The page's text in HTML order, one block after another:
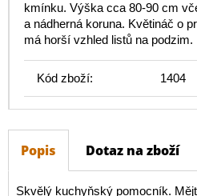
kmínku. Výška cca 80-90 cm
a nádherná koruna. Květináč o
má horší vzhled listů na podzim.
Kód zboží: 1404
Popis Dotaz na zboží
Skvělý kuchyňský pomocník.